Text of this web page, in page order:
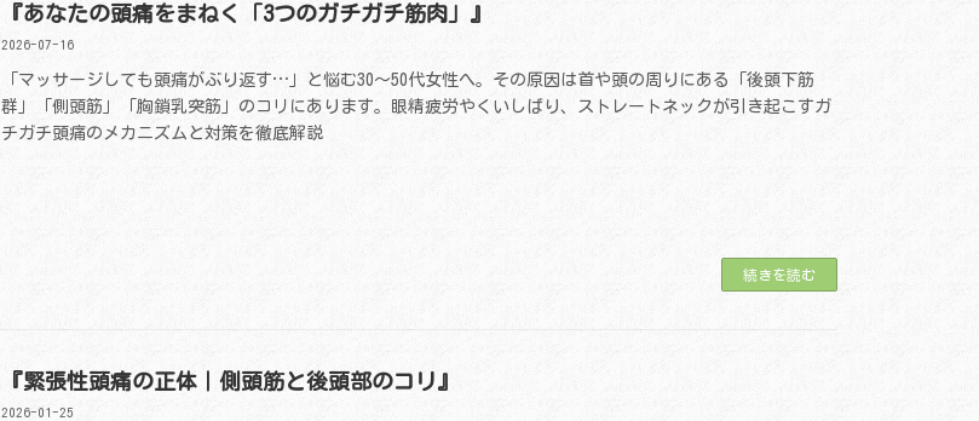
『あなたの頭痛をまねく「3つのガチガチ筋肉」』
2026-07-16
「マッサージしても頭痛がぶり返す…」と悩む30〜50代女性へ。その原因は首や頭の周りにある「後頭下筋
群」「側頭筋」「胸鎖乳突筋」のコリにあります。眼精疲労やくいしばり、ストレートネックが引き起こすガ
チガチ頭痛のメカニズムと対策を徹底解説
続きを読む
『緊張性頭痛の正体｜側頭筋と後頭部のコリ』
2026-01-25